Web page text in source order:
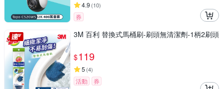
4.9 (10)
券
3M 百利 替換式馬桶刷-刷頭無清潔劑-1柄2刷頭
$119
5 (4)
活動 券